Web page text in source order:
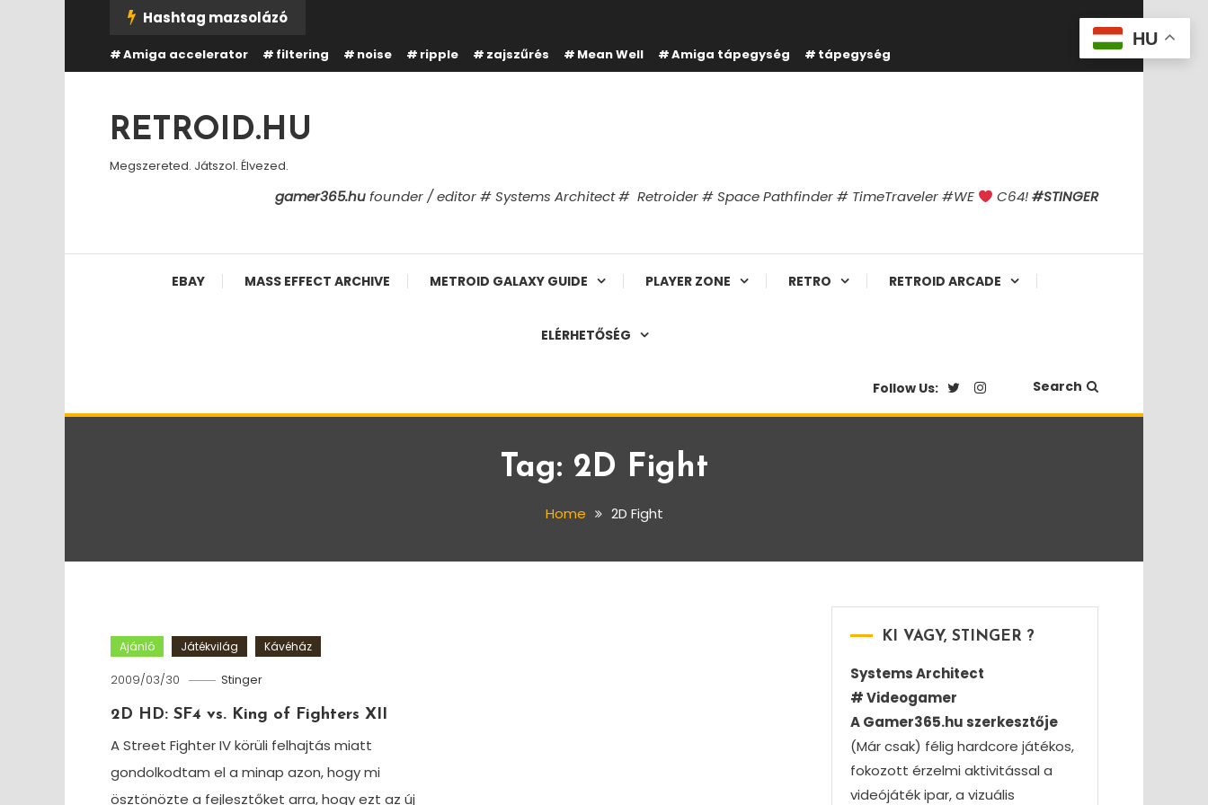
Content
Hashtag mazsolázó
Amiga accelerator filtering noise ripple zajszűrés Mean Well Amiga tápegység tápegység
RETROID.HU
Megszereted. Játszol. Élvezed.
gamer365.hufounder / editor # Systems Architect # Retroider # Space Pathfinder # TimeTraveler #WE C64!#STINGER
EBAY MASS EFFECT ARCHIVE METROID GALAXY GUIDE PLAYER ZONE RETRO RETROID ARCADE
ELÉRHETŐSÉG
Follow Us: Search
Tag: 2D Fight
Home 2D Fight
Ajánló Játékvilág Kávéház
2009/03/30 Stinger
2D HD: SF4 vs. King of Fighters XII
A Street Fighter IV körüli felhajtás miatt
gondolkodtam el a minap azon, hogy mi
ösztönözte a fejlesztőket arra, hogy ezt az új
KI VAGY, STINGER ?
Systems Architect
# Videogamer
A Gamer365.hu szerkesztője
(Már csak) félig hardcore játékos,
fokozott érzelmi aktivitással a
videójáték ipar, a vizuális
HU